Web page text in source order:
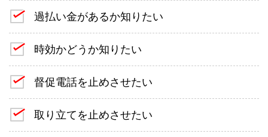
過払い金があるか知りたい
時効かどうか知りたい
督促電話を止めさせたい
取り立てを止めさせたい